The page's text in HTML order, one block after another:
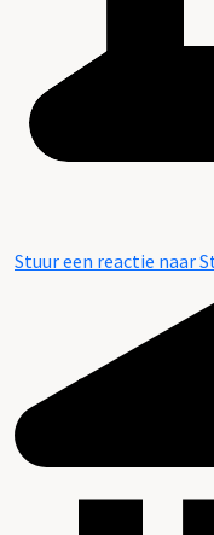
Stuur een reactie naar